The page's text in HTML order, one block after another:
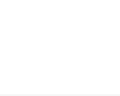
Busi­ness Ad­min­is­tra­tion